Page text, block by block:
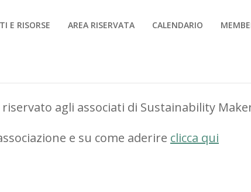
E RISORSE AREA RISERVATA CALENDARIO
riservato agli associati di Sustainability
e su come aderire clicca qui